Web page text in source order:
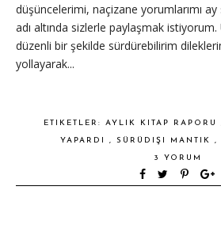
düşüncelerimi, naçizane yorumlarımı
adı altında sizlerle paylaşmak istiyorum.
düzenli bir şekilde sürdürebilirim
yollayarak...
ETIKETLER: AYLIK KITAP RAPORU
YAPARDI , SÜRÜDIŞI MANTIK ,
3 YORUM